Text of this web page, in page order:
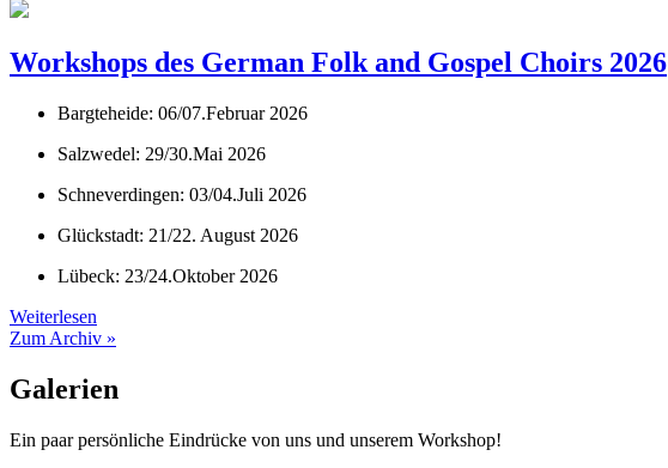
Workshops des German Folk and Gospel Choirs 2026
Bargteheide: 06/07.Februar 2026
Salzwedel: 29/30.Mai 2026
Schneverdingen: 03/04.Juli 2026
Glückstadt: 21/22. August 2026
Lübeck: 23/24.Oktober 2026
Weiterlesen
Zum Archiv »
Galerien
Ein paar persönliche Eindrücke von uns und unserem Workshop!